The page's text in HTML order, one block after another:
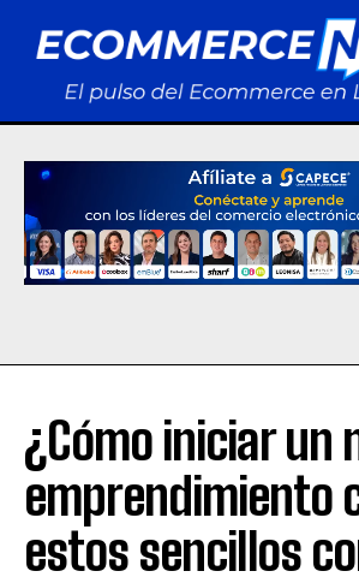
¿Cómo iniciar un
emprendimiento
estos sencillos